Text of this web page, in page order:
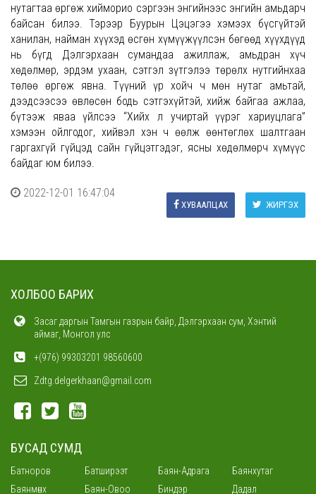
нутагтаа өргөж хийморио сэргээн энгийнээс энгийн амьдарч
байсан билээ. Тэрээр Буурын Цэцэгээ хэмээх бүсгүйтэй
ханилан, найман хүүхэд өсгөн хүмүүжүүлсэн бөгөөд хүүхдүүд
нь бүгд Дэлгэрхаан сумандаа ажиллаж, амьдран хүч
хөдөлмөр, эрдэм ухаан, сэтгэл зүтгэлээ төрөлх нутгийнхаа
төлөө өргөж явна. Түүний үр хойч ч мөн нутаг амьтай,
дээдсээсээ өвлөсөн бодь сэтгэхүйтэй, хийж байгаа ажлаа,
бүтээж яваа үйлсээ “Хийх л учиртай үүрэг хариуцлага”
хэмээн ойлгодог, хийвэл хэн ч өөлж өөнтөглөх шалтгаан
гаргахгүй гүйцэд сайн гүйцэтгэдэг, ясны хөдөлмөрч хүмүүс
байдаг юм билээ.
2022-12-01 16:47:04
ЖИРГЭХ
ХУВААЛЦАХ
ХОЛБОО БАРИХ
Засаг даргын Тамгын газрын байр, Дэлгэрхаан сум, Хэнтий
аймаг, Монгол улс
+(976) 99303201 98560600
Zdtg.delgerkhaan@gmail.com
БУСАД СУМД
Батноров Батширээт Баян-Адрага
Баянхутаг
Баянмөнх
Баян-Овоо Биндэр Дадал